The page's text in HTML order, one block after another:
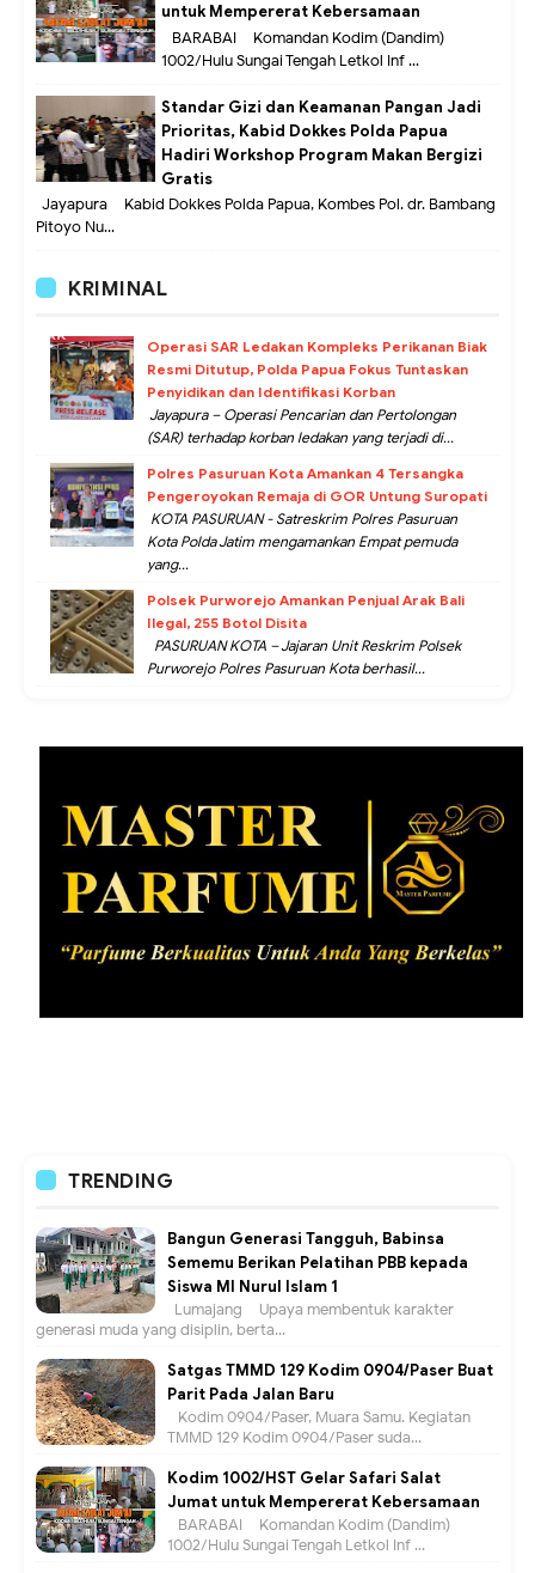
untuk Mempererat Kebersamaan
BARABAI – Komandan Kodim (Dandim)
1002/Hulu Sungai Tengah Letkol Inf ...
Standar Gizi dan Keamanan Pangan Jadi
Prioritas, Kabid Dokkes Polda Papua
Hadiri Workshop Program Makan Bergizi
Gratis
Jayapura – Kabid Dokkes Polda Papua, Kombes Pol. dr. Bambang
Pitoyo Nu...
KRIMINAL
Operasi SAR Ledakan Kompleks Perikanan Biak
Resmi Ditutup, Polda Papua Fokus Tuntaskan
Penyidikan dan Identifikasi Korban
Jayapura – Operasi Pencarian dan Pertolongan
(SAR) terhadap korban ledakan yang terjadi di...
Polres Pasuruan Kota Amankan 4 Tersangka
Pengeroyokan Remaja di GOR Untung Suropati
KOTA PASURUAN - Satreskrim Polres Pasuruan
Kota Polda Jatim mengamankan Empat pemuda
yang...
Polsek Purworejo Amankan Penjual Arak Bali
Ilegal, 255 Botol Disita
PASURUAN KOTA – Jajaran Unit Reskrim Polsek
Purworejo Polres Pasuruan Kota berhasil...
TRENDING
Bangun Generasi Tangguh, Babinsa
Sememu Berikan Pelatihan PBB kepada
Siswa MI Nurul Islam 1
Lumajang – Upaya membentuk karakter
generasi muda yang disiplin, berta...
Satgas TMMD 129 Kodim 0904/Paser Buat
Parit Pada Jalan Baru
Kodim 0904/Paser, Muara Samu. Kegiatan
TMMD 129 Kodim 0904/Paser suda...
Kodim 1002/HST Gelar Safari Salat
Jumat untuk Mempererat Kebersamaan
BARABAI – Komandan Kodim (Dandim)
1002/Hulu Sungai Tengah Letkol Inf ...